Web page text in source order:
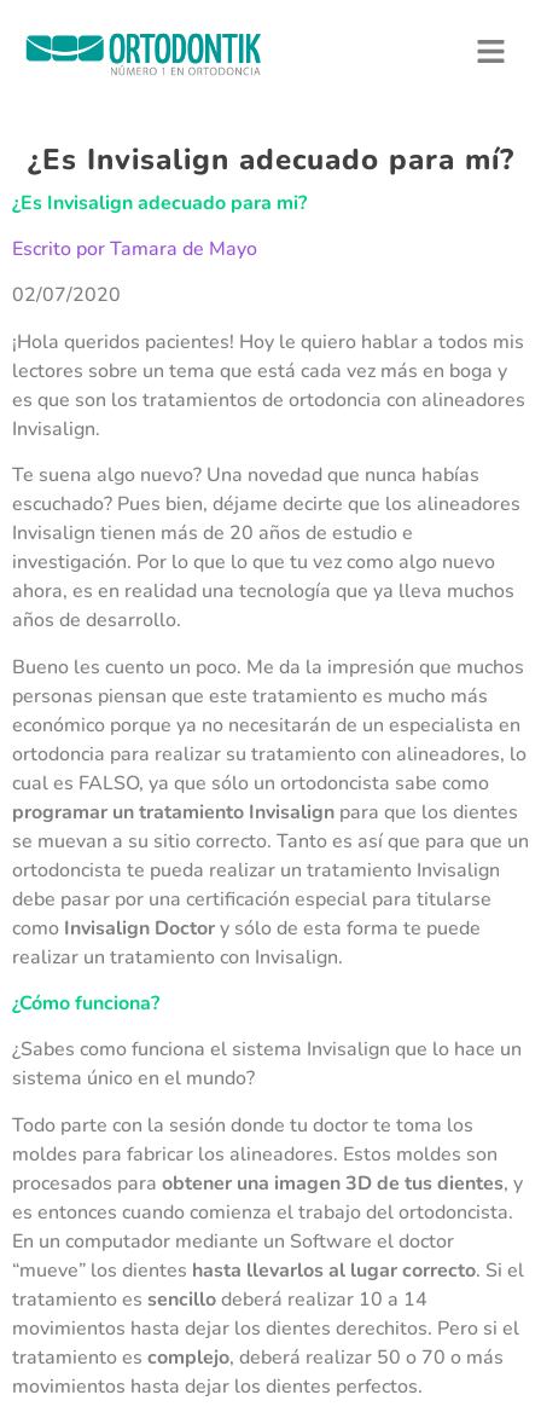
¿Es Invisalign adecuado para mí?
¿Es Invisalign adecuado para mi?
Escrito por Tamara de Mayo
02/07/2020
¡Hola queridos pacientes! Hoy le quiero hablar a todos mis
lectores sobre un tema que está cada vez más en boga y
es que son los tratamientos de ortodoncia con alineadores
Invisalign.
Te suena algo nuevo? Una novedad que nunca habías
escuchado? Pues bien, déjame decirte que los alineadores
Invisalign tienen más de 20 años de estudio e
investigación. Por lo que lo que tu vez como algo nuevo
ahora, es en realidad una tecnología que ya lleva muchos
años de desarrollo.
Bueno les cuento un poco. Me da la impresión que muchos
personas piensan que este tratamiento es mucho más
económico porque ya no necesitarán de un especialista en
ortodoncia para realizar su tratamiento con alineadores, lo
cual es FALSO, ya que sólo un ortodoncista sabe como
programar un tratamiento Invisalign para que los dientes
se muevan a su sitio correcto. Tanto es así que para que un
ortodoncista te pueda realizar un tratamiento Invisalign
debe pasar por una certificación especial para titularse
como Invisalign Doctory sólo de esta forma te puede
realizar un tratamiento con Invisalign.
¿Cómo funciona?
¿Sabes como funciona el sistema Invisalign que lo hace un
sistema único en el mundo?
Todo parte con la sesión donde tu doctor te toma los
moldes para fabricar los alineadores. Estos moldes son
procesados para obtener una imagen 3D de tus dientes, y
es entonces cuando comienza el trabajo del ortodoncista.
En un computador mediante un Software el doctor
“mueve” los dientes hasta llevarlos al lugar correcto. Si el
tratamiento es sencillodeberá realizar 10 a 14
movimientos hasta dejar los dientes derechitos. Pero si el
tratamiento es complejo, deberá realizar 50 o 70 o más
movimientos hasta dejar los dientes perfectos.